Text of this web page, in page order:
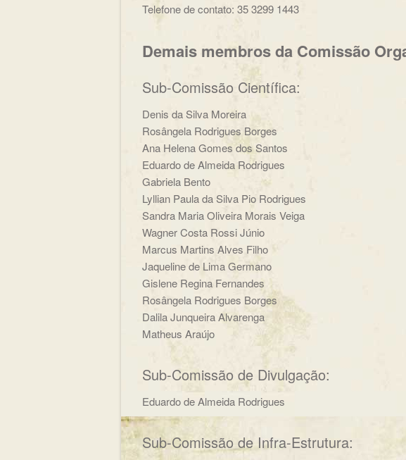
Telefone de contato: 35 3299 1443
Demais membros da Comissão
Sub-Comissão Científica:
Denis da Silva Moreira
Rosângela Rodrigues Borges
Ana Helena Gomes dos Santos
Eduardo de Almeida Rodrigues
Gabriela Bento
Lyllian Paula da Silva Pio Rodrigues
Sandra Maria Oliveira Morais Veiga
Wagner Costa Rossi Júnio
Marcus Martins Alves Filho
Jaqueline de Lima Germano
Gislene Regina Fernandes
Rosângela Rodrigues Borges
Dalila Junqueira Alvarenga
Matheus Araújo
Sub-Comissão de Divulgação:
Eduardo de Almeida Rodrigues
Sub-Comissão de Infra-Estrutura: